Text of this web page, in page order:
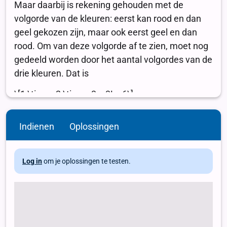
Indienen Oplossingen
Log in om je oplossingen te testen.